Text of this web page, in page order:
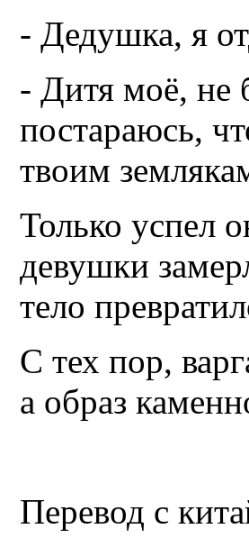
- Дедушка, я
- Дитя моё, не
постараюсь,
твоим
Только успел
девушки
тело
С тех пор,
а образ
Перевод с